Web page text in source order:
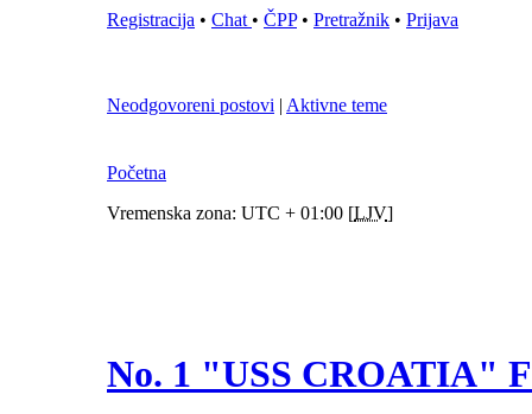
Registracija • Chat • ČPP• Pretražnik • Prijava
Neodgovoreni postovi | Aktivne teme
Početna
Vremenska zona: UTC + 01:00 [LJV]
No. 1 "USS CROATIA"